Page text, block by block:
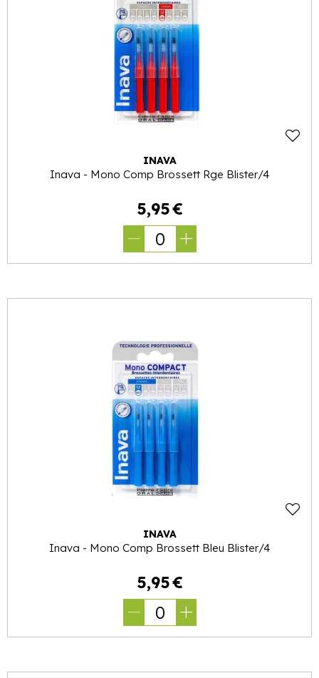
INAVA
Inava - Mono Comp Brossett Rge Blister/4
5,95€
0
INAVA
Inava - Mono Comp Brossett Bleu Blister/4
5,95€
0